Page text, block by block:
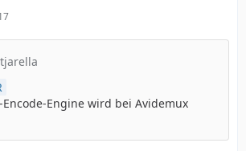
Encode-Engine wird bei Avidemux